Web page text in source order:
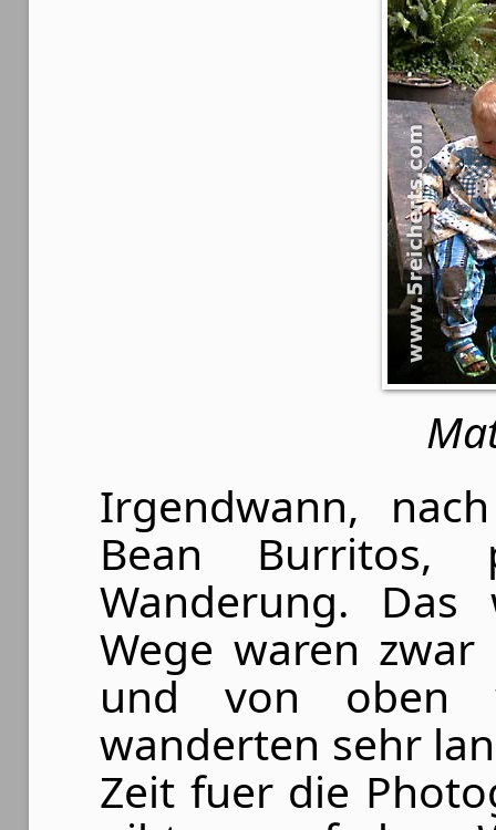
Irgendwann,
Bean
Wanderung.
Wege waren
und von oben
wanderten sehr
Zeit fuer die